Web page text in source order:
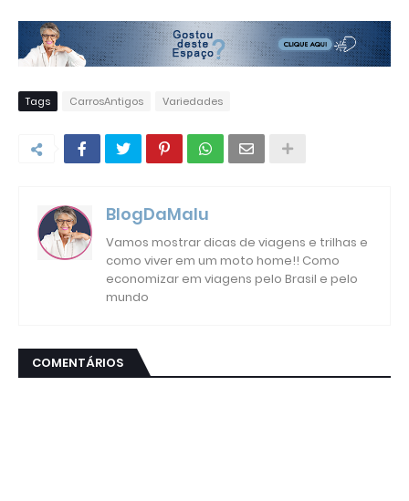
Tags CarrosAntigos Variedades
BlogDaMalu
Vamos mostrar dicas de viagens e trilhas e
como viver em um moto home!! Como
economizar em viagens pelo Brasil e pelo
mundo
COMENTÁRIOS